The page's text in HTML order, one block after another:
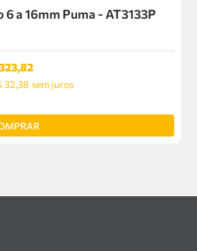
a 16mm Puma - AT3133P
,82
32,38 sem juros